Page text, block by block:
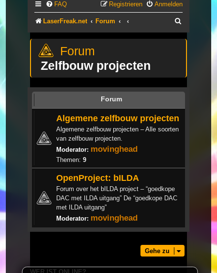
FAQ Anmelden
Registrieren
LaserFreak.net Forum
Zelfbouw projecten
Forum
Algemene zelfbouw projecten
Algemene zelfbouw projecten – Alle soorten
van zelfbouw projecten.
Moderator: movinghead
Themen: 9
OpenProject: bILDA
Forum over het bILDA project – “goedkope
DAC met ILDA uitgang” De “goedkope DAC
met ILDA uitgang”
Moderator: movinghead
Gehe zu